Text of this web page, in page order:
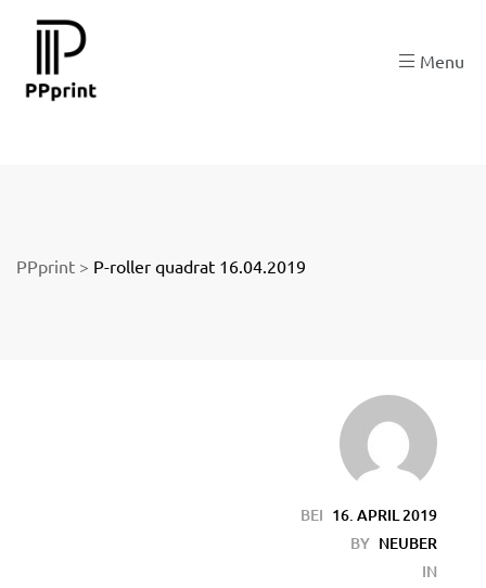
Menu
PPprint > P-roller quadrat 16.04.2019
BEI 16. APRIL 2019
BY NEUBER
IN